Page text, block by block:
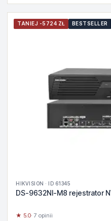
TANIEJ -5724 ZŁ BESTSELLER
HIKVISION · ID 61345
DS-9632NI-M8 rejestrator
★ 5.0· 7 opinii